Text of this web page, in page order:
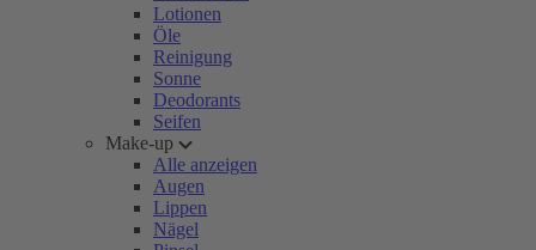
Lotionen
Öle
Reinigung
Sonne
Deodorants
Seifen
Make-up
Alle anzeigen
Augen
Lippen
Nägel